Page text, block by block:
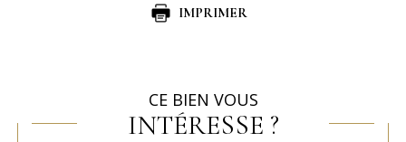
IMPRIMER
CE BIEN VOUS
INTÉRESSE ?